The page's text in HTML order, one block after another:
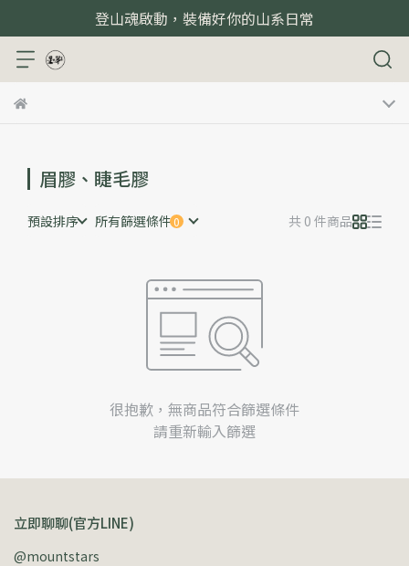
登山魂啟動，裝備好你的山系日常
眉膠、睫毛膠
預設排序 所有篩選條件 共 0 件商品
很抱歉，無商品符合篩選條件
請重新輸入篩選
立即聊聊(官方LINE)
@mountstars